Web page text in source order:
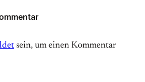
sein, um einen Kommentar